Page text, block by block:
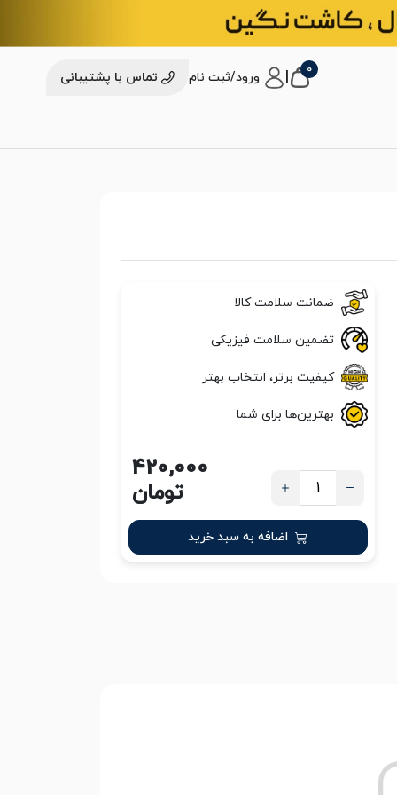
0 ورود/ثبت نام تماس با پشتیبانی
ضمانت سلامت کالا
تضمین سلامت فیزیکی
کیفیت برتر، انتخاب بهتر
بهترین‌ها برای شما
420,000
تومان
اضافه به سبد خرید